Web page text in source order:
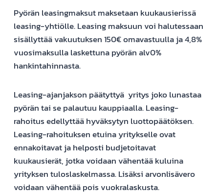
Pyörän leasingmaksut maksetaan kuukausierissä
leasing-yhtiölle. Leasing maksuun voi halutessaan
sisällyttää vakuutuksen 150€ omavastuulla ja 4,8%
vuosimaksulla laskettuna pyörän alv0%
hankintahinnasta.
Leasing-ajanjakson päätyttyä yritys joko lunastaa
pyörän tai se palautuu kauppiaalla. Leasing-
rahoitus edellyttää hyväksytyn luottopäätöksen.
Leasing-rahoituksen etuina yritykselle ovat
ennakoitavat ja helposti budjetoitavat
kuukausierät, jotka voidaan vähentää kuluina
yrityksen tuloslaskelmassa. Lisäksi arvonlisävero
voidaan vähentää pois vuokralaskusta.